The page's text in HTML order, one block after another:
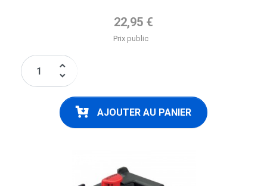
Prix de base
22,95 €
Prix public
keyboard_arrow_up
keyboard_arrow_down
AJOUTER AU PANIER